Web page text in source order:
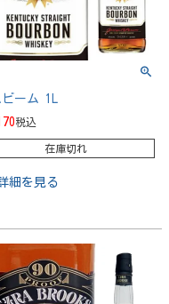
ビーム 1L
税込
在庫切れ
細を見る